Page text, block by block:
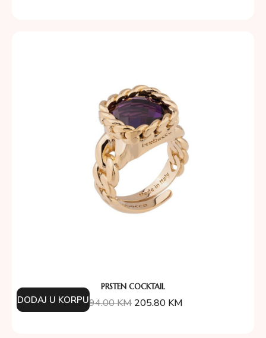
PRSTEN COCKTAIL
294.00KM 205.80 KM
DODAJ U KORPU